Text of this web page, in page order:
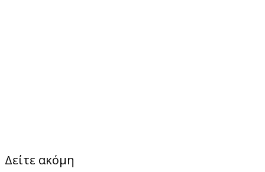
Δείτε ακόμη